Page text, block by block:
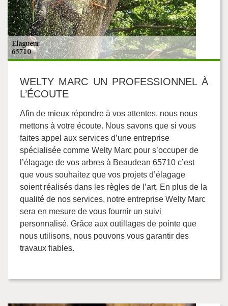
WELTY MARC UN PROFESSIONNEL À
L’ÉCOUTE
Afin de mieux répondre à vos attentes, nous nous
mettons à votre écoute. Nous savons que si vous
faites appel aux services d’une entreprise
spécialisée comme Welty Marc pour s’occuper de
l’élagage de vos arbres à Beaudean 65710 c’est
que vous souhaitez que vos projets d’élagage
soient réalisés dans les règles de l’art. En plus de la
qualité de nos services, notre entreprise Welty Marc
sera en mesure de vous fournir un suivi
personnalisé. Grâce aux outillages de pointe que
nous utilisons, nous pouvons vous garantir des
travaux fiables.